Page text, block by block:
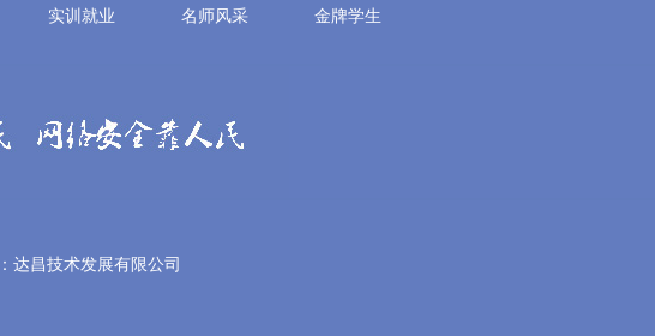
实训就业 名师风采 金牌学生
达昌技术发展有限公司